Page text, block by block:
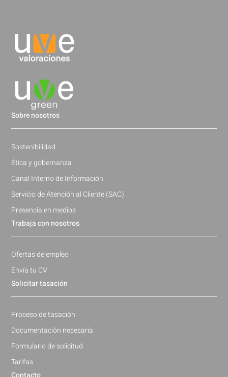
Solicitar tasación
Proceso de tasación
Documentación necesaria
Formulario de solicitud
Tarifas
Trabaja con nosotros
Ofertas de empleo
Envía tu CV
Sobre nosotros
Sostenibilidad
Ética y gobernanza
Canal Interno de Información
Servicio de Atención al Cliente (SAC)
Presencia en medios